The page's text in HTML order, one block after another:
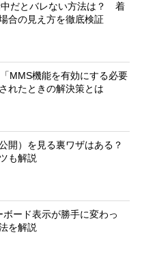
中だとバレない方法は？ 着
合の見え方を徹底検証
MMS機能を有効にする必要
れたときの解決策とは
開）を見る裏ワザはある？
も解説
ード表示が勝手に変わっ
を解説